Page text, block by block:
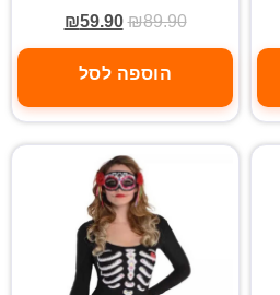
₪89.90
₪59.90
הוספה לסל